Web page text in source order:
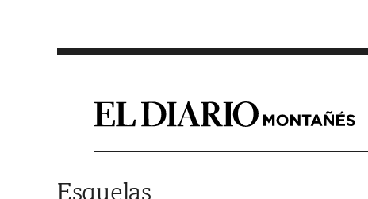
Esquelas